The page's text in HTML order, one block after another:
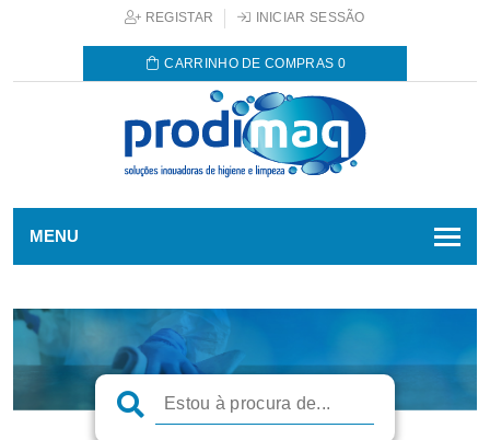
REGISTAR INICIAR SESSÃO
CARRINHO DE COMPRAS 0
MENU